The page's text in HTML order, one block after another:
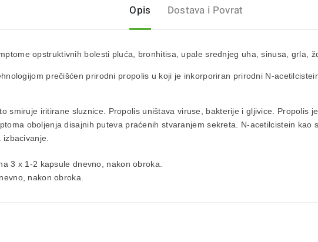
Opis Dostava i Povrat
opstruktivnih bolesti pluća, bronhitisa, upale srednjeg uha, sinusa, grla,
prečišćen prirodni propolis u koji je inkorporiran prirodni N-
smiruje iritirane sluznice. Propolis uništava viruse, bakterije i gljivice. Propolis
oboljenja disajnih puteva praćenih stvaranjem sekreta. N-acetilcistein
3 x 1-2 kapsule dnevno, nakon obroka.
nakon obroka.